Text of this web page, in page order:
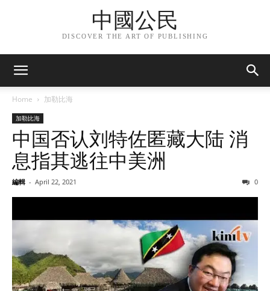
中國公民
DISCOVER THE ART OF PUBLISHING
Home 加勒比海
加勒比海
中国否认刘特佐匿藏大陆 消
息指其逃往中美洲
編輯 - April 22, 2021 0